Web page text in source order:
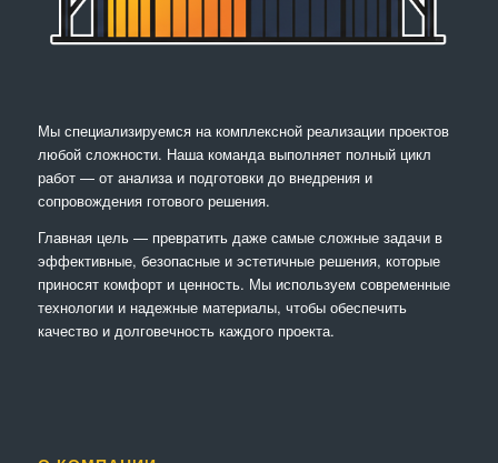
Мы специализируемся на комплексной реализации проектов
любой сложности. Наша команда выполняет полный цикл
работ — от анализа и подготовки до внедрения и
сопровождения готового решения.
Главная цель — превратить даже самые сложные задачи в
эффективные, безопасные и эстетичные решения, которые
приносят комфорт и ценность. Мы используем современные
технологии и надежные материалы, чтобы обеспечить
качество и долговечность каждого проекта.